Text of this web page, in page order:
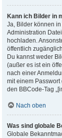
Kann ich Bilder in
Ja, Bilder können
Administration
hochladen.
öffentlich
Du kannst weder
(außer es ist ein
nach einer
mit einem
den BBCode-Tag
Nach oben
Was sind globale
Globale